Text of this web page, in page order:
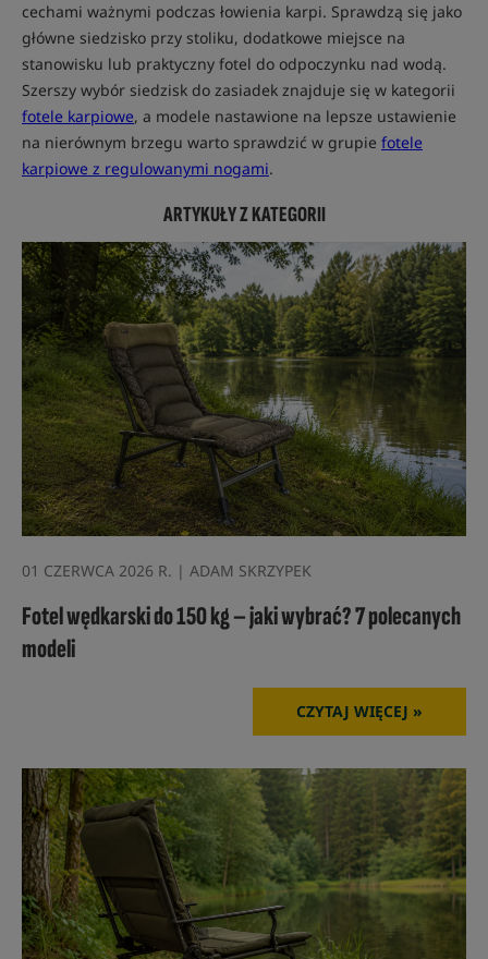
cechami ważnymi podczas łowienia karpi. Sprawdzą się jako
główne siedzisko przy stoliku, dodatkowe miejsce na
stanowisku lub praktyczny fotel do odpoczynku nad wodą.
Szerszy wybór siedzisk do zasiadek znajduje się w kategorii
fotele karpiowe, a modele nastawione na lepsze ustawienie
na nierównym brzegu warto sprawdzić w grupie fotele
karpiowe z regulowanymi nogami.
ARTYKUŁY Z KATEGORII
01 CZERWCA 2026 R. | ADAM SKRZYPEK
Fotel wędkarski do 150 kg – jaki wybrać? 7 polecanych
modeli
CZYTAJ WIĘCEJ »